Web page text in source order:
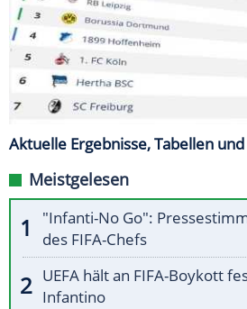
Aktuelle Ergebnisse, Tabellen
Meistgelesen
"Infanti-No Go":
des FIFA-Chefs
UEFA hält an FIFA-Boykott
Infantino